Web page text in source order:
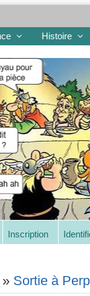
Histoire
Inscription
» Sortie à